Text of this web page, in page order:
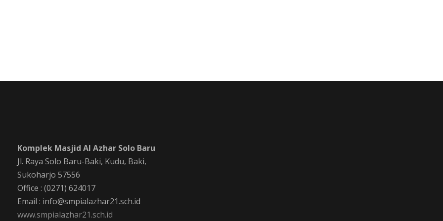
Komplek Masjid Al Azhar Solo Baru
Jl. Raya Solo Baru-Baki, Kudu, Baki,
Sukoharjo 57556
Office : (0271) 624017
Email : info@smpialazhar21.sch.id
www.smpialazhar21.sch.id